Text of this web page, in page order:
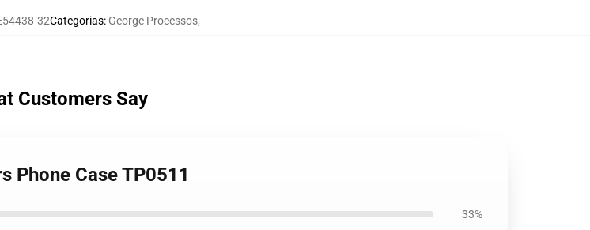
32Categorias: George Processos,
Customers Say
Phone Case TP0511
33%